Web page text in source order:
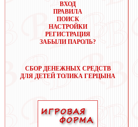
ВХОД
ПРАВИЛА
ПОИСК
НАСТРОЙКИ
РЕГИСТРАЦИЯ
ЗАБЫЛИ ПАРОЛЬ?
СБОР ДЕНЕЖНЫХ СРЕДСТВ
ДЛЯ ДЕТЕЙ ТОЛИКА ГЕРЦЫНА